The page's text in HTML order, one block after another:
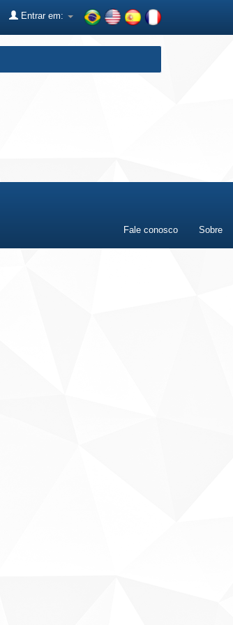
Entrar em:
Fale conosco Sobre